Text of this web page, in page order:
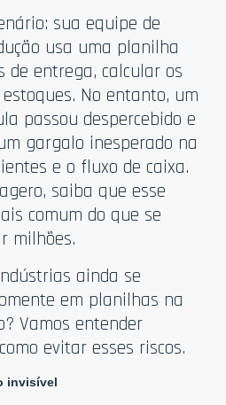
sua equipe de
usa uma planilha
de entrega, calcular os
No entanto, um
passou despercebido e
gargalo inesperado na
e o fluxo de caixa.
saiba que esse
comum do que se
milhões.
ainda se
em planilhas na
Vamos entender
evitar esses riscos.
invisível